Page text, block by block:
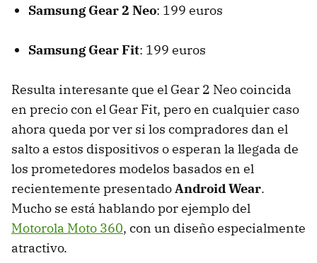
Samsung Gear 2 Neo: 199 euros
Samsung Gear Fit: 199 euros
Resulta interesante que el Gear 2 Neo coincida
en precio con el Gear Fit, pero en cualquier caso
ahora queda por ver si los compradores dan el
salto a estos dispositivos o esperan la llegada de
los prometedores modelos basados en el
recientemente presentadoAndroid Wear.
Mucho se está hablando por ejemplo del
Motorola Moto 360, con un diseño especialmente
atractivo.